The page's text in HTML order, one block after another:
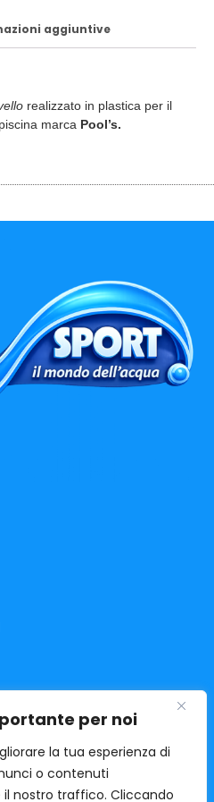
per noi
la tua esperienza di
o contenuti
il nostro traffico. Cliccando
aggiuntive
realizzato in plastica per il
marca Pool’s.